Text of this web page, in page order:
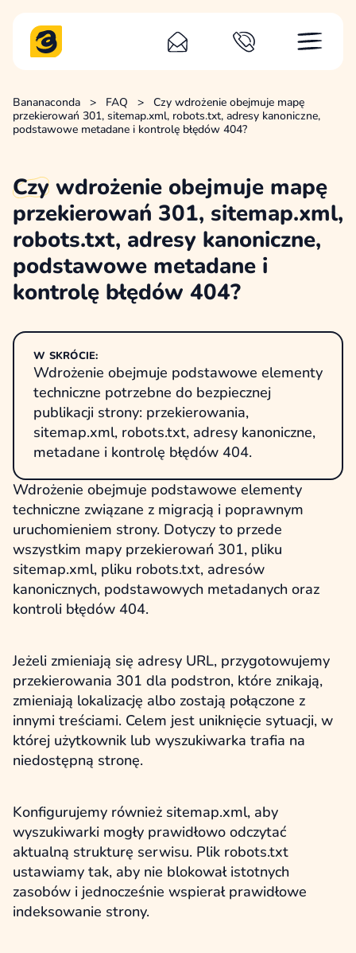
Bananaconda > FAQ >
Czy wdrożenie obejmuje mapę
przekierowań 301, sitemap.xml, robots.txt, adresy kanoniczne,
podstawowe metadane i kontrolę błędów 404?
Czy wdrożenie obejmuje mapę
przekierowań 301, sitemap.xml,
robots.txt, adresy kanoniczne,
podstawowe metadane i
kontrolę błędów 404?
W SKRÓCIE:
Wdrożenie obejmuje podstawowe elementy
techniczne potrzebne do bezpiecznej
publikacji strony: przekierowania,
sitemap.xml, robots.txt, adresy kanoniczne,
metadane i kontrolę błędów 404.
Wdrożenie obejmuje podstawowe elementy
techniczne związane z migracją i poprawnym
uruchomieniem strony. Dotyczy to przede
wszystkim mapy przekierowań 301, pliku
sitemap.xml, pliku robots.txt, adresów
kanonicznych, podstawowych metadanych oraz
kontroli błędów 404.
Jeżeli zmieniają się adresy URL, przygotowujemy
przekierowania 301 dla podstron, które znikają,
zmieniają lokalizację albo zostają połączone z
innymi treściami. Celem jest uniknięcie sytuacji, w
której użytkownik lub wyszukiwarka trafia na
niedostępną stronę.
Konfigurujemy również sitemap.xml, aby
wyszukiwarki mogły prawidłowo odczytać
aktualną strukturę serwisu. Plik robots.txt
ustawiamy tak, aby nie blokował istotnych
zasobów i jednocześnie wspierał prawidłowe
indeksowanie strony.